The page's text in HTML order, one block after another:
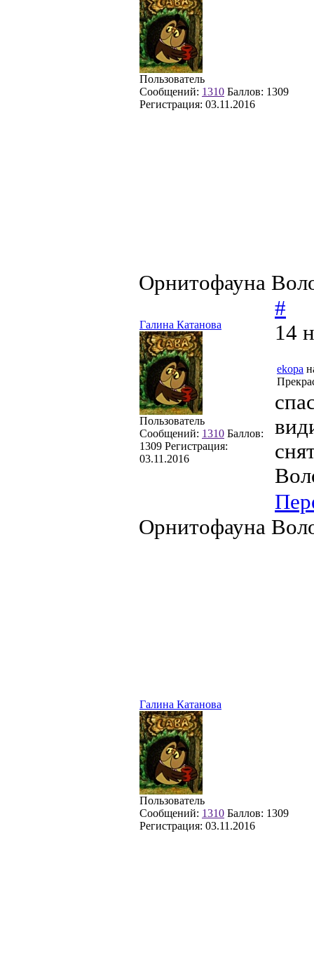
Пользователь
Сообщений: 1310 Баллов: 1309
Регистрация: 03.11.2016
Орнитофауна
Галина Катанова
Пользователь
Сообщений: 1310 Баллов:
1309 Регистрация:
03.11.2016
#
14
ekopa
Орнитофауна
Галина Катанова
Пользователь
Сообщений: 1310 Баллов: 1309
Регистрация: 03.11.2016